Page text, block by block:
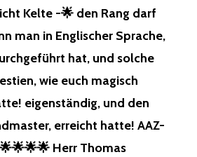
Kelte -🌟 den Rang darf
man in Englischer Sprache,
hat, und solche
wie euch magisch
eigenständig, und den
erreicht hatte! AAZ-
Herr Thomas